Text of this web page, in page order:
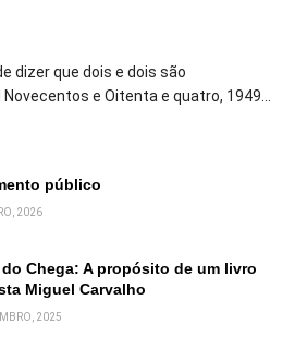
dizer que dois e dois são
e Oitenta e quatro, 1949...
público
2026
Chega: A propósito de um livro
Miguel Carvalho
2025